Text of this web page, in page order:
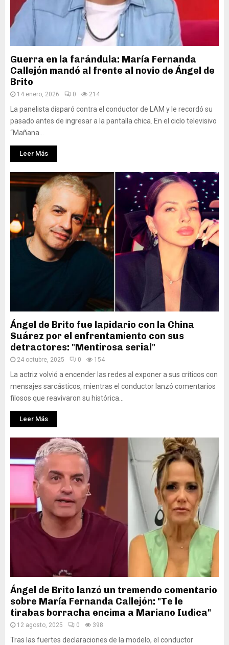
Guerra en la farándula: María Fernanda
Callejón mandó al frente al novio de Ángel de
Brito
14 enero, 2026 0 214
La panelista disparó contra el conductor de LAM y le recordó su
pasado antes de ingresar a la pantalla chica. En el ciclo televisivo
“Mañana...
Leer Más
Ángel de Brito fue lapidario con la China
Suárez por el enfrentamiento con sus
detractores: "Mentirosa serial"
24 octubre, 2025 0 154
La actriz volvió a encender las redes al exponer a sus críticos con
mensajes sarcásticos, mientras el conductor lanzó comentarios
filosos que reavivaron su histórica...
Leer Más
Ángel de Brito lanzó un tremendo comentario
sobre María Fernanda Callejón: "Te le
tirabas borracha encima a Mariano Iudica"
12 agosto, 2025 0 398
Tras las fuertes declaraciones de la modelo, el conductor